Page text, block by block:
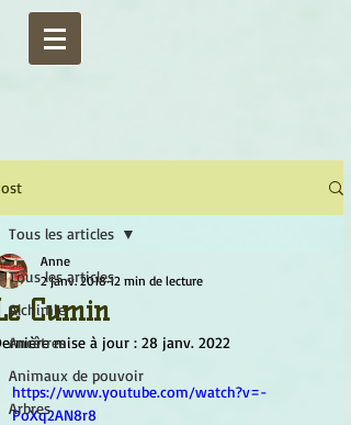
Tous les articles
Alchimie
Ancêtres
Animaux de pouvoir
Arbres
Tous les articles
Cumin
Anne
2 janv. 2018 12 min de lecture
mise à jour : 28 janv. 2022
https://www.youtube.com/watch?v=-
PoXq2AN8r8